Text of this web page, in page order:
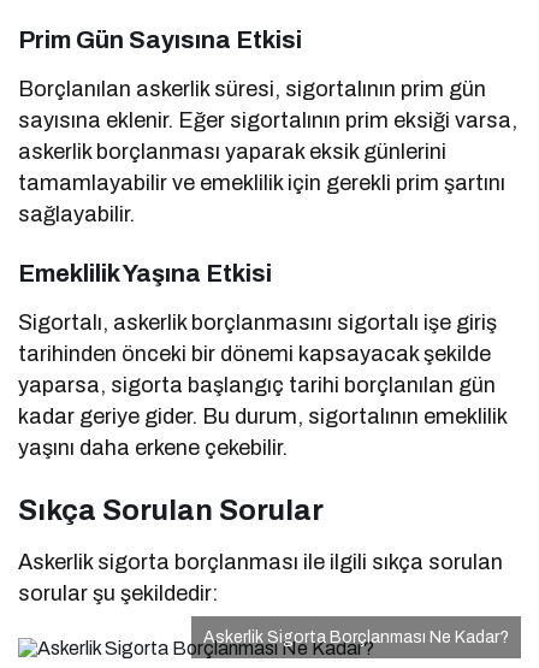
Prim Gün Sayısına Etkisi
Borçlanılan askerlik süresi, sigortalının prim gün
sayısına eklenir. Eğer sigortalının prim eksiği varsa,
askerlik borçlanması yaparak eksik günlerini
tamamlayabilir ve emeklilik için gerekli prim şartını
sağlayabilir.
Emeklilik Yaşına Etkisi
Sigortalı, askerlik borçlanmasını sigortalı işe giriş
tarihinden önceki bir dönemi kapsayacak şekilde
yaparsa, sigorta başlangıç tarihi borçlanılan gün
kadar geriye gider. Bu durum, sigortalının emeklilik
yaşını daha erkene çekebilir.
Sıkça Sorulan Sorular
Askerlik sigorta borçlanması ile ilgili sıkça sorulan
sorular şu şekildedir:
Askerlik Sigorta Borçlanması Ne Kadar?